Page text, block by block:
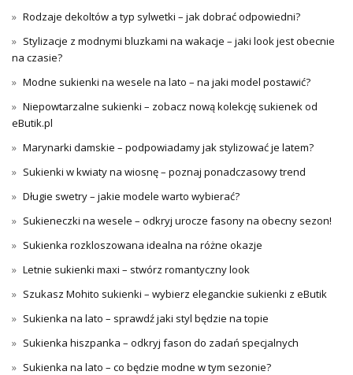
Rodzaje dekoltów a typ sylwetki – jak dobrać odpowiedni?
Stylizacje z modnymi bluzkami na wakacje – jaki look jest obecnie
na czasie?
Modne sukienki na wesele na lato – na jaki model postawić?
Niepowtarzalne sukienki – zobacz nową kolekcję sukienek od
eButik.pl
Marynarki damskie – podpowiadamy jak stylizować je latem?
Sukienki w kwiaty na wiosnę – poznaj ponadczasowy trend
Długie swetry – jakie modele warto wybierać?
Sukieneczki na wesele – odkryj urocze fasony na obecny sezon!
Sukienka rozkloszowana idealna na różne okazje
Letnie sukienki maxi – stwórz romantyczny look
Szukasz Mohito sukienki – wybierz eleganckie sukienki z eButik
Sukienka na lato – sprawdź jaki styl będzie na topie
Sukienka hiszpanka – odkryj fason do zadań specjalnych
Sukienka na lato – co będzie modne w tym sezonie?